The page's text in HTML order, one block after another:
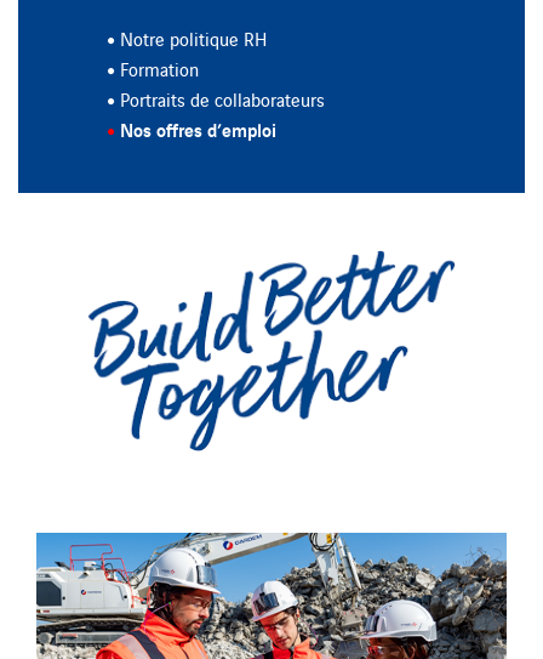
Notre politique RH
Formation
Portraits de collaborateurs
Nos offres d’emploi